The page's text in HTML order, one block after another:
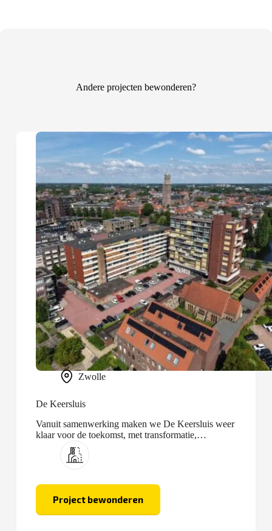
Andere projecten bewonderen?
Zwolle
De Keersluis
Vanuit samenwerking maken we De Keersluis weer
klaar voor de toekomst, met transformatie,
optopping en nieuwbouw.
Project bewonderen
De
Keersluis